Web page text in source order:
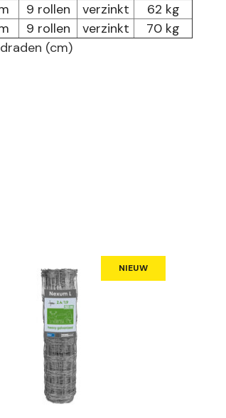
9 rollen verzinkt
62 kg
9 rollen verzinkt
70 kg
(cm)
NIEUW